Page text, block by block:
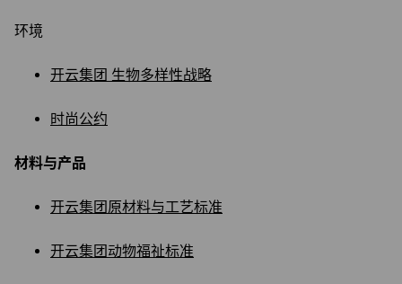
环境
开云集团 生物多样性战略
时尚公约
材料与产品
开云集团原材料与工艺标准
开云集团动物福祉标准